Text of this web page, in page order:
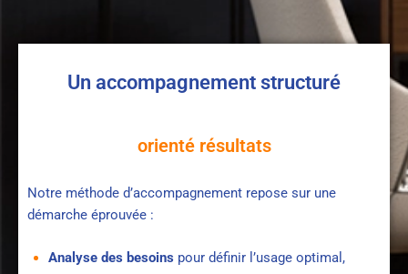
Un accompagnement structuré
orienté résultats
Notre méthode d’accompagnement repose sur une
démarche éprouvée :
Analyse des besoins pour définir l’usage optimal,